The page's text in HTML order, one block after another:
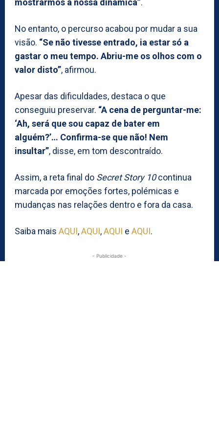
mostrarmos a nossa dinâmica”.
No entanto, o percurso acabou por mudar a sua
visão. “Se não tivesse entrado, ia estar só a
gastar o meu tempo. Abriu-me os olhos com o
valor disto”, afirmou.
Apesar das dificuldades, destaca o que
conseguiu preservar. “A cena de perguntar-me:
‘Ah, será que sou capaz de bater em
alguém?’… Confirma-se que não! Nem
insultar”, disse, em tom descontraído.
Assim, a reta final do Secret Story 10continua
marcada por emoções fortes, polémicas e
mudanças nas relações dentro e fora da casa.
Saiba mais AQUI,AQUI,AQUI e AQUI.
- Publicidade -